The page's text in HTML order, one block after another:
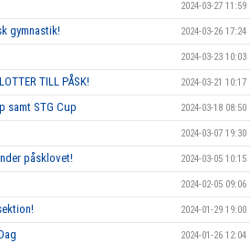
2024-03-27 11:59
gymnastik! 2024-03-26 17:24
2024-03-23 10:03
TILL PÅSK! 2024-03-21 10:17
samt STG Cup 2024-03-18 08:50
2024-03-07 19:30
påsklovet! 2024-03-05 10:15
2024-02-05 09:06
2024-01-29 19:00
2024-01-26 12:04